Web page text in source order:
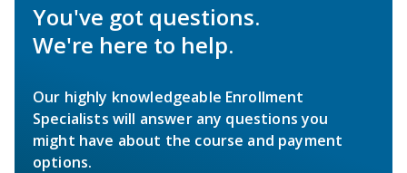
You've got questions.
We're here to help.
Our highly knowledgeable Enrollment
Specialists will answer any questions you
might have about the course and payment
options.